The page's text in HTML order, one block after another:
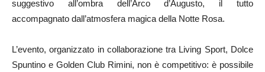
suggestivo all’ombra dell’Arco d’Augusto, il tutto
accompagnato dall’atmosfera magica della Notte Rosa.
L’evento, organizzato in collaborazione tra Living Sport, Dolce
Spuntino e Golden Club Rimini, non è competitivo: è possibile